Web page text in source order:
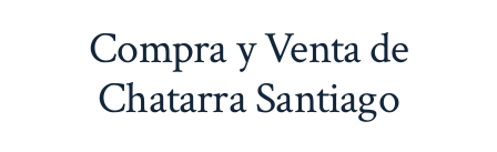
Compra y Venta de
Chatarra Santiago